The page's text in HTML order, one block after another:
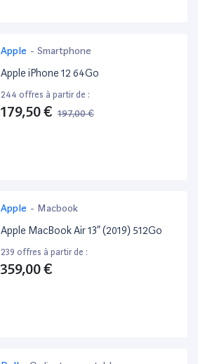
Apple - Smartphone
Apple iPhone 12 64Go
244 offres à partir de :
179,50 € 197,00 €
Apple - Macbook
Apple MacBook Air 13” (2019) 512Go
239 offres à partir de :
359,00 €